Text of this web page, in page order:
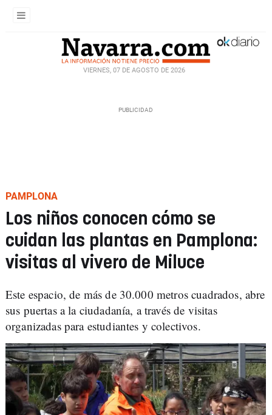
VIERNES, 07 DE AGOSTO DE 2026
PAMPLONA
Los niños conocen cómo se
cuidan las plantas en Pamplona:
visitas al vivero de Miluce
Este espacio, de más de 30.000 metros cuadrados, abre
sus puertas a la ciudadanía, a través de visitas
organizadas para estudiantes y colectivos.